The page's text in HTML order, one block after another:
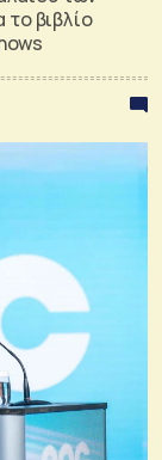
βιβλίο